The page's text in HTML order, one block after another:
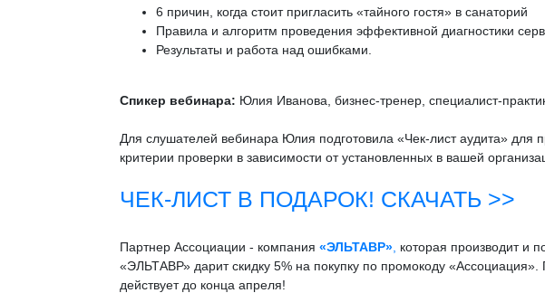
6 причин, когда стоит пригласить «тайного гостя» в санаторий
Правила и алгоритм проведения эффективной диагностики
Результаты и работа над ошибками.
Спикер вебинара: Юлия Иванова, бизнес-тренер, специалист-
Для слушателей вебинара Юлия подготовила «Чек-лист аудита» для
критерии проверки в зависимости от установленных в вашей
ЧЕК-ЛИСТ В ПОДАРОК! CКАЧАТЬ >>
Партнер Ассоциации - компания «ЭЛЬТАВР» которая производит и
«ЭЛЬТАВР» дарит скидку 5% на покупку по промокоду
действует до конца апреля!